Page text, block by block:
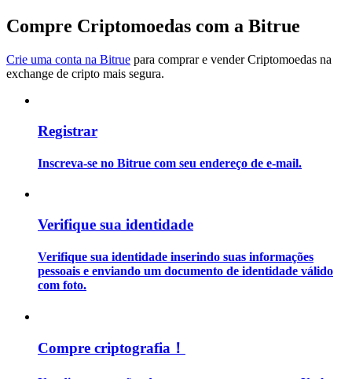
Guia
Aprenda como se manter lucrativo
Compre Criptomoedas com a Bitrue
Crie uma conta na Bitrue para comprar e vender Criptomoedas na
exchange de cripto mais segura.
Registrar
Inscreva-se no Bitrue com seu endereço de e-mail.
Verifique sua identidade
Verifique sua identidade inserindo suas informações
pessoais e enviando um documento de identidade válido
com foto.
Compre criptografia！